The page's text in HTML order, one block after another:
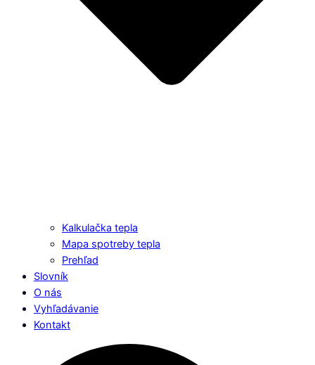
Kalkulačka tepla
Mapa spotreby tepla
Prehľad
Slovník
O nás
Vyhľadávanie
Kontakt